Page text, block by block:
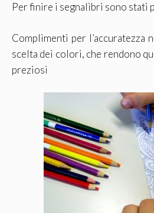
Per finire i segnalibri sono stati
Complimenti per l’accuratezza
scelta dei colori, che rendono
preziosi